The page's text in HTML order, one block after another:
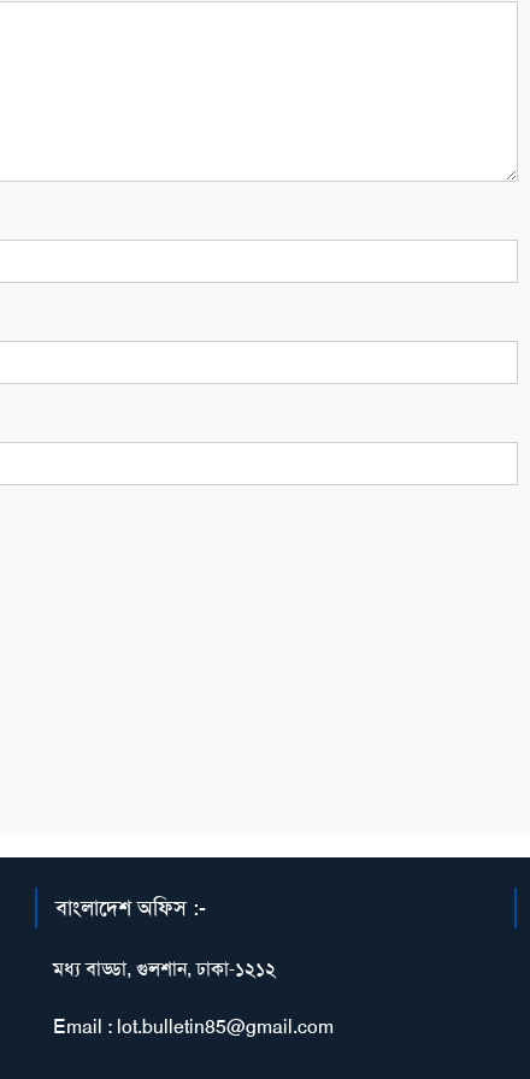
বাংলাদেশ অফিস :-
মধ্য বাড্ডা, গুলশান, ঢাকা-১২১২
Email : lot.bulletin85@gmail.com